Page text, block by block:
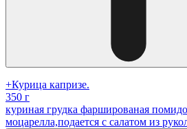
+Курица капризе.
350 г
куриная грудка фаршированая
моцарелла,подается с салатом из